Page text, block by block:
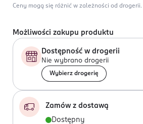
Ceny mogą się różnić w zależności od drogerii.
Możliwości zakupu produktu
Dostępność w drogerii
Nie wybrano drogerii
Wybierz drogerię
Zamów z dostawą
Dostępny